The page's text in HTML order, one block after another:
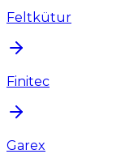
Feltkütur
Finitec
Garex